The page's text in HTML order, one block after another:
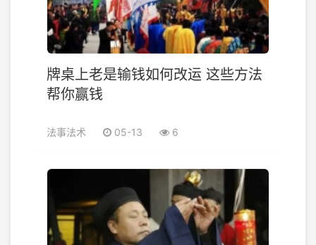
牌桌上老是输钱如何改运 这些方法
帮你赢钱
法事法术 05-13 6